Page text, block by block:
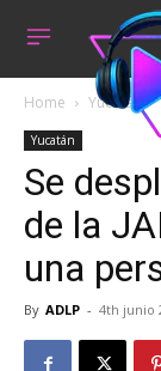
Home Yucatán
Yucatán
Se
de la
una
By ADLP - 4th junio